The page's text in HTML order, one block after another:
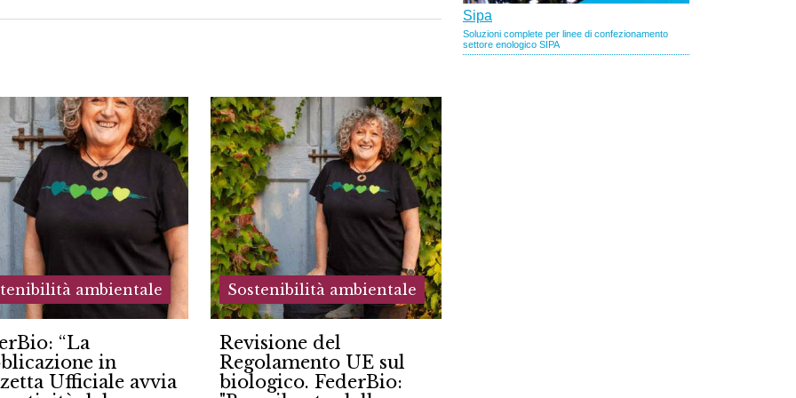
ambientale
del
UE sul
FederBio:
Sostenibilità ambientale
Veneto vitivinicolo
2026: le stime
produttive reggono